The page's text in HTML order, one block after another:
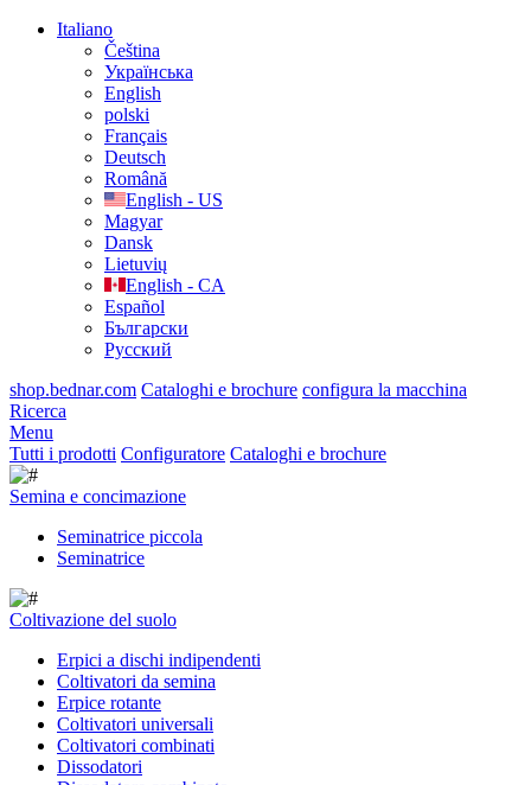
Italiano
Čeština
Українська
English
polski
Français
Deutsch
Română
English - US
Magyar
Dansk
Lietuvių
English - CA
Español
Български
Русский
shop.bednar.com Cataloghi e brochure configura la macchina
Ricerca
Menu
Tutti i prodotti Configuratore Cataloghi e brochure
Semina e concimazione
Seminatrice piccola
Seminatrice
Coltivazione del suolo
Erpici a dischi indipendenti
Coltivatori da semina
Erpice rotante
Coltivatori universali
Coltivatori combinati
Dissodatori